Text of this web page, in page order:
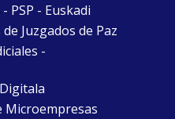
PSP - Euskadi
Juzgados de Paz
-
Microempresas